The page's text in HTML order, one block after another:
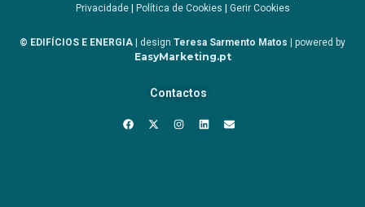
Privacidade| Política de Cookies | Gerir Cookies
© EDIFÍCIOS E ENERGIA | design Teresa Sarmento Matos | powered by
EasyMarketing.pt
Contactos